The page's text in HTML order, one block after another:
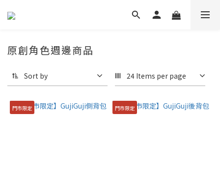
原創角色週邊商品
Sort by 24 Items per page
門市限定 門市限定